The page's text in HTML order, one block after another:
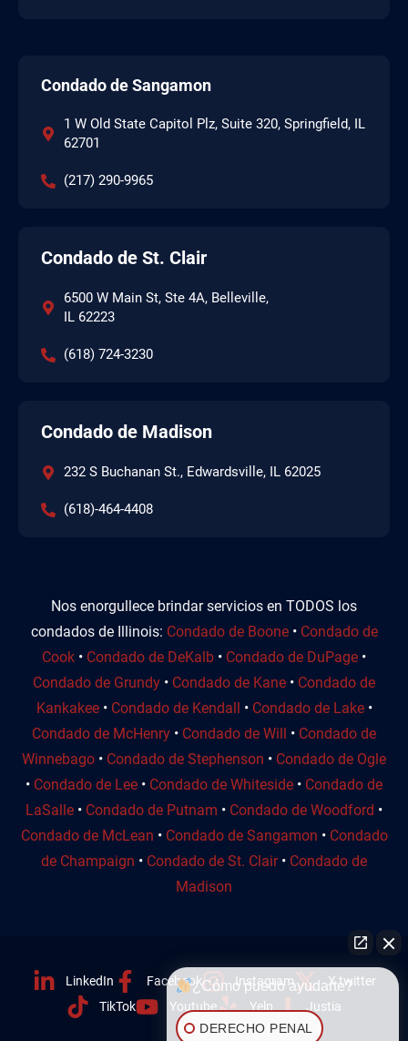
Condado de Sangamon
1 W Old State Capitol Plz, Suite 320, Springfield, IL
62701
(217) 290-9965
Condado de St. Clair
6500 W Main St, Ste 4A, Belleville,
IL 62223
(618) 724-3230
Condado de Madison
232 S Buchanan St., Edwardsville, IL 62025
(618)-464-4408
Nos enorgullece brindar servicios en TODOS los
condados de Illinois: Condado de Boone• Condado de
Cook • Condado de DeKalb • Condado de DuPage •
Condado de Grundy • Condado de Kane • Condado de
Kankakee• Condado de Kendall • Condado de Lake•
Condado de McHenry • Condado de Will • Condado de
Winnebago • Condado de Stephenson • Condado de Ogle
• Condado de Lee • Condado de Whiteside • Condado de
LaSalle • Condado de Putnam • Condado de Woodford •
Condado de McLean • Condado de Sangamon • Condado
de Champaign • Condado de St. Clair• Condado de
Madison
LinkedIn Facebook Instagram
X twitter
TikTok
Youtube Yelp Justia
¿Cómo puedo ayudarte?
DERECHO PENAL